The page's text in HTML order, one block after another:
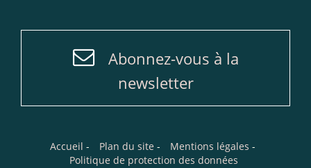
Abonnez-vous à la
newsletter
Accueil - Plan du site- Mentions légales -
Politique de protection des données